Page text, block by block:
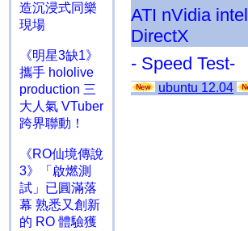
造沉浸式同樂
現場
《明星3缺1》
攜手 hololive
production 三
大人氣 VTuber
跨界聯動！
《RO仙境傳說
3》「啟燃測
試」已圓滿落
幕 熟悉又創新
的 RO 體驗獲
ATI nVidia intel
DirectX
- Speed Test-
ubuntu 12.04